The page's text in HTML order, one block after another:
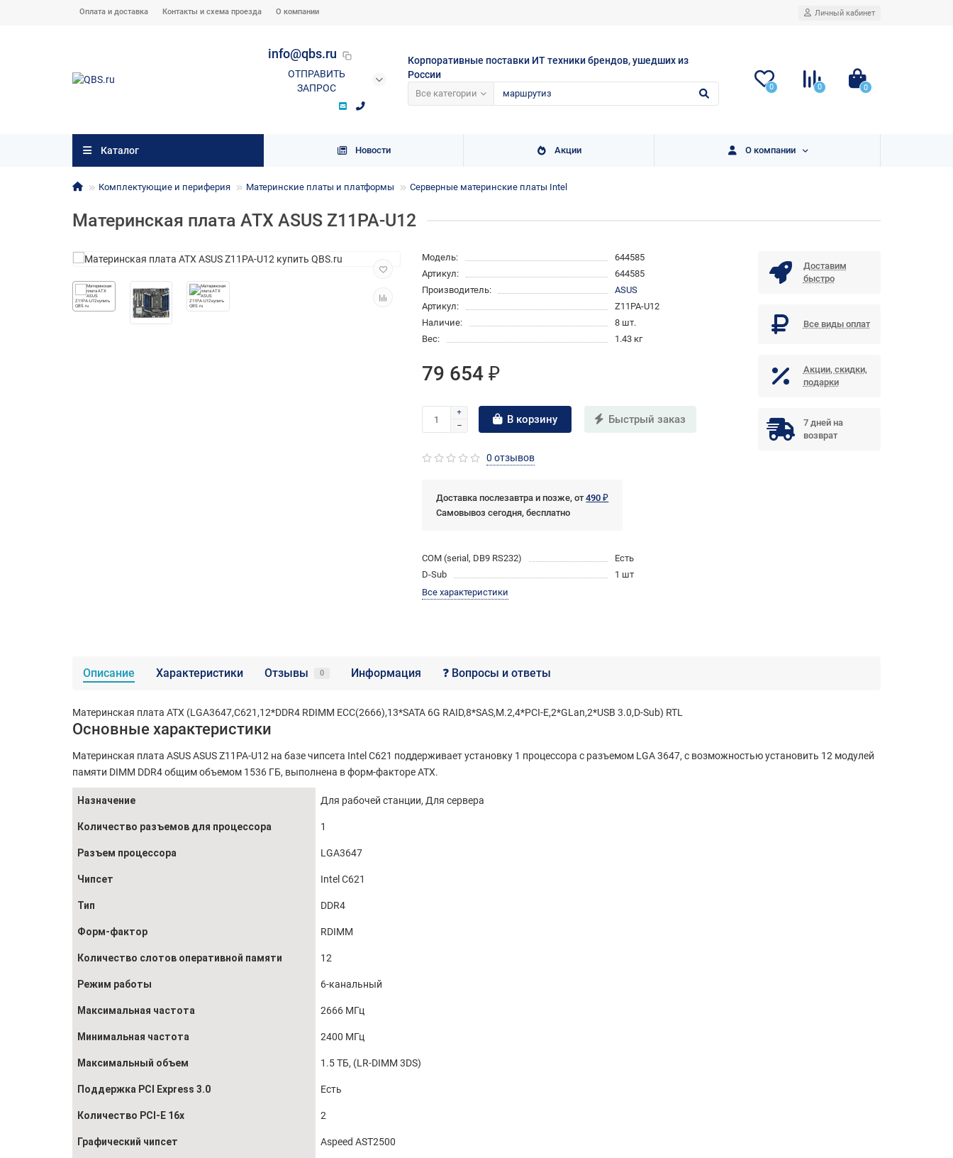
Оплата и доставка Контакты и схема проезда О компании Личный кабинет
Корпоративные поставки ИТ техники брендов, ушедших из
России
Все категории
info@qbs.ru
ОТПРАВИТЬ
ЗАПРОС
0 0 0
Каталог Новости Акции О компании
Комплектующие и периферия Материнские платы и платформы Серверные материнские платы Intel
Материнская плата ATX ASUS Z11PA-U12
Модель:
644585
Артикул:
644585
Производитель:
ASUS
Артикул:
Z11PA-U12
Наличие:
8 шт.
Вес:
1.43 кг
79 654 ₽
В корзину Быстрый заказ
0 отзывов
Доставка послезавтра и позже, от490 ₽
Самовывоз сегодня, бесплатно
COM (serial, DB9 RS232)
Есть
D-Sub
1 шт
Все характеристики
Доставим
быстро
Все виды оплат
Акции, скидки,
подарки
7 дней на
возврат
Описание Характеристики Отзывы 0 Информация ❓ Вопросы и ответы
Материнская плата ATX (LGA3647,C621,12*DDR4 RDIMM ECC(2666),13*SATA 6G RAID,8*SAS,M.2,4*PCI-E,2*GLan,2*USB 3.0,D-Sub) RTL
Основные характеристики
Материнская плата ASUS ASUS Z11PA-U12 на базе чипсета Intel C621 поддерживает установку 1 процессора с разъемом LGA 3647, с возможностью установить 12 модулей
памяти DIMM DDR4 общим объемом 1536 ГБ, выполнена в форм-факторе ATX.
Назначение Для рабочей станции, Для сервера
Количество разъемов для процессора 1
Разъем процессора LGA3647
Чипсет Intel C621
Тип DDR4
Форм-фактор RDIMM
Количество слотов оперативной памяти 12
Режим работы 6-канальный
Максимальная частота 2666 МГц
Минимальная частота 2400 МГц
Максимальный объем 1.5 ТБ, (LR-DIMM 3DS)
Поддержка PCI Express 3.0 Есть
Количество PCI-E 16x 2
Графический чипсет Aspeed AST2500